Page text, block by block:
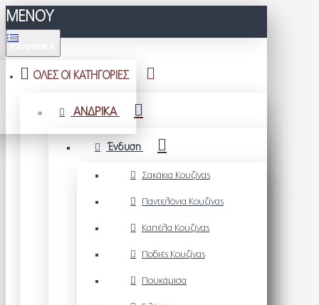
ΜΕΝΟΥ
ΟΛΕΣ ΟΙ ΚΑΤΗΓΟΡΙΕΣ
ΑΝΔΡΙΚΑ
Ένδυση
Σακάκια Κουζίνας
Παντελόνια Κουζίνας
Καπέλα Κουζίνας
Ποδιές Κουζίνας
Πουκάμισα